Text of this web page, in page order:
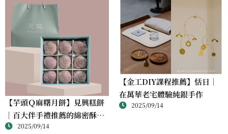
【芋頭Ｑ麻糬月餅】見興糕餅
｜百大伴手禮推薦的綿密酥香
新體驗2025/09/14
【金工DIY課程推薦】恬日｜
在萬華老宅體驗純銀手作
2025/09/14